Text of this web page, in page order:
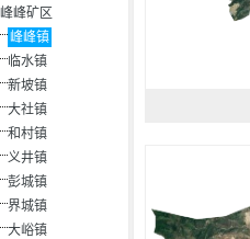
峰峰矿区
峰峰镇
临水镇
新坡镇
大社镇
和村镇
义井镇
彭城镇
界城镇
大峪镇